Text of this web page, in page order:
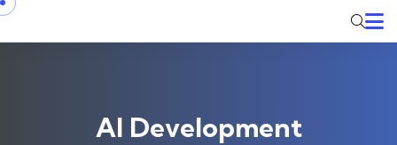
AI Development